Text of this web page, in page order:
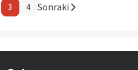
3 4 Sonraki